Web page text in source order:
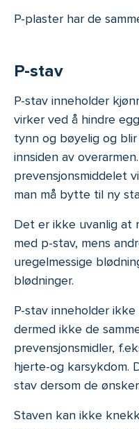
Våre nettsteder bruker
P-plaster har de
P-stav
P-stav inneholder
virker ved å hindre
tynn og bøyelig og
innsiden av
prevensjonsmiddelet
man må bytte til ny
Det er ikke uvanlig at
med p-stav, mens
uregelmessige
blødninger.
P-stav inneholder
dermed ikke de
prevensjonsmidler,
hjerte-og karsykdom.
stav dersom de ønsker.
Staven kan ikke